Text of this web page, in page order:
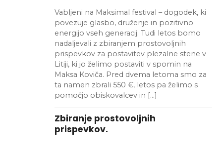
Vabljeni na Maksimal festival – dogodek, ki
povezuje glasbo, druženje in pozitivno
energijo vseh generacij. Tudi letos bomo
nadaljevali z zbiranjem prostovoljnih
prispevkov za postavitev plezalne stene v
Litiji, ki jo želimo postaviti v spomin na
Maksa Koviča. Pred dvema letoma smo za
ta namen zbrali 550 €, letos pa želimo s
pomočjo obiskovalcev in […]
Zbiranje prostovoljnih
prispevkov.